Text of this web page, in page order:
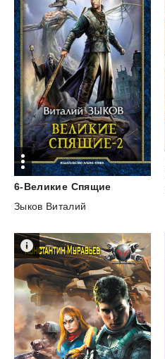
6-Великие Спящие
Зыков Виталий